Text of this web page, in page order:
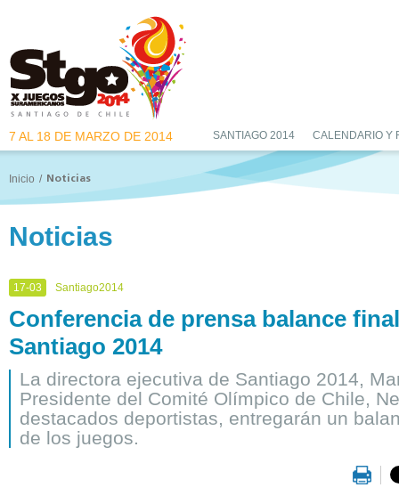
7 AL 18 DE MARZO DE 2014 SANTIAGO 2014 CALENDARIO Y
Inicio / Noticias
Noticias
17-03 Santiago2014
Conferencia de prensa balance
Santiago 2014
La directora ejecutiva de Santiago 2014,
Presidente del Comité Olímpico de Chile,
destacados deportistas, entregarán un
de los juegos.